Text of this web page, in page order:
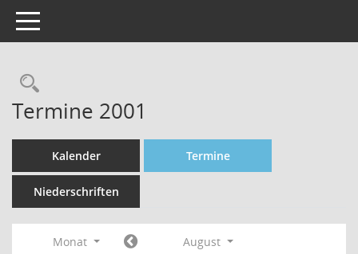
Toggle navigation
Rechercheauswahl
Termine 2001
Kalender Termine
Niederschriften
Monat
August